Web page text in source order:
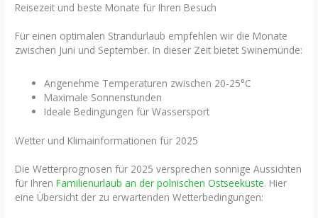
Reisezeit und beste Monate für Ihren Besuch
Für einen optimalen Strandurlaub empfehlen wir die Monate
zwischen Juni und September. In dieser Zeit bietet Swinemünde:
Angenehme Temperaturen zwischen 20-25°C
Maximale Sonnenstunden
Ideale Bedingungen für Wassersport
Wetter und Klimainformationen für 2025
Die Wetterprognosen für 2025 versprechen sonnige Aussichten
für IhrenFamilienurlaub an der polnischen Ostseeküste. Hier
eine Übersicht der zu erwartenden Wetterbedingungen: